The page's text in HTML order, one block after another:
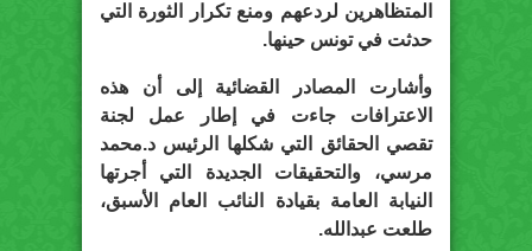
المتظاهرين لردعهم ومنع تكرار الثورة التي
حدثت في تونس حينها.
وأشارت المصادر القضائية إلى أن هذه
الاعترافات جاءت في إطار عمل لجنة
تقصي الحقائق التي شكلها الرئيس د.محمد
مرسي، والتحقيقات الجديدة التي أجرتها
النيابة العامة بقيادة النائب العام الأسبق،
طلعت عبدالله.